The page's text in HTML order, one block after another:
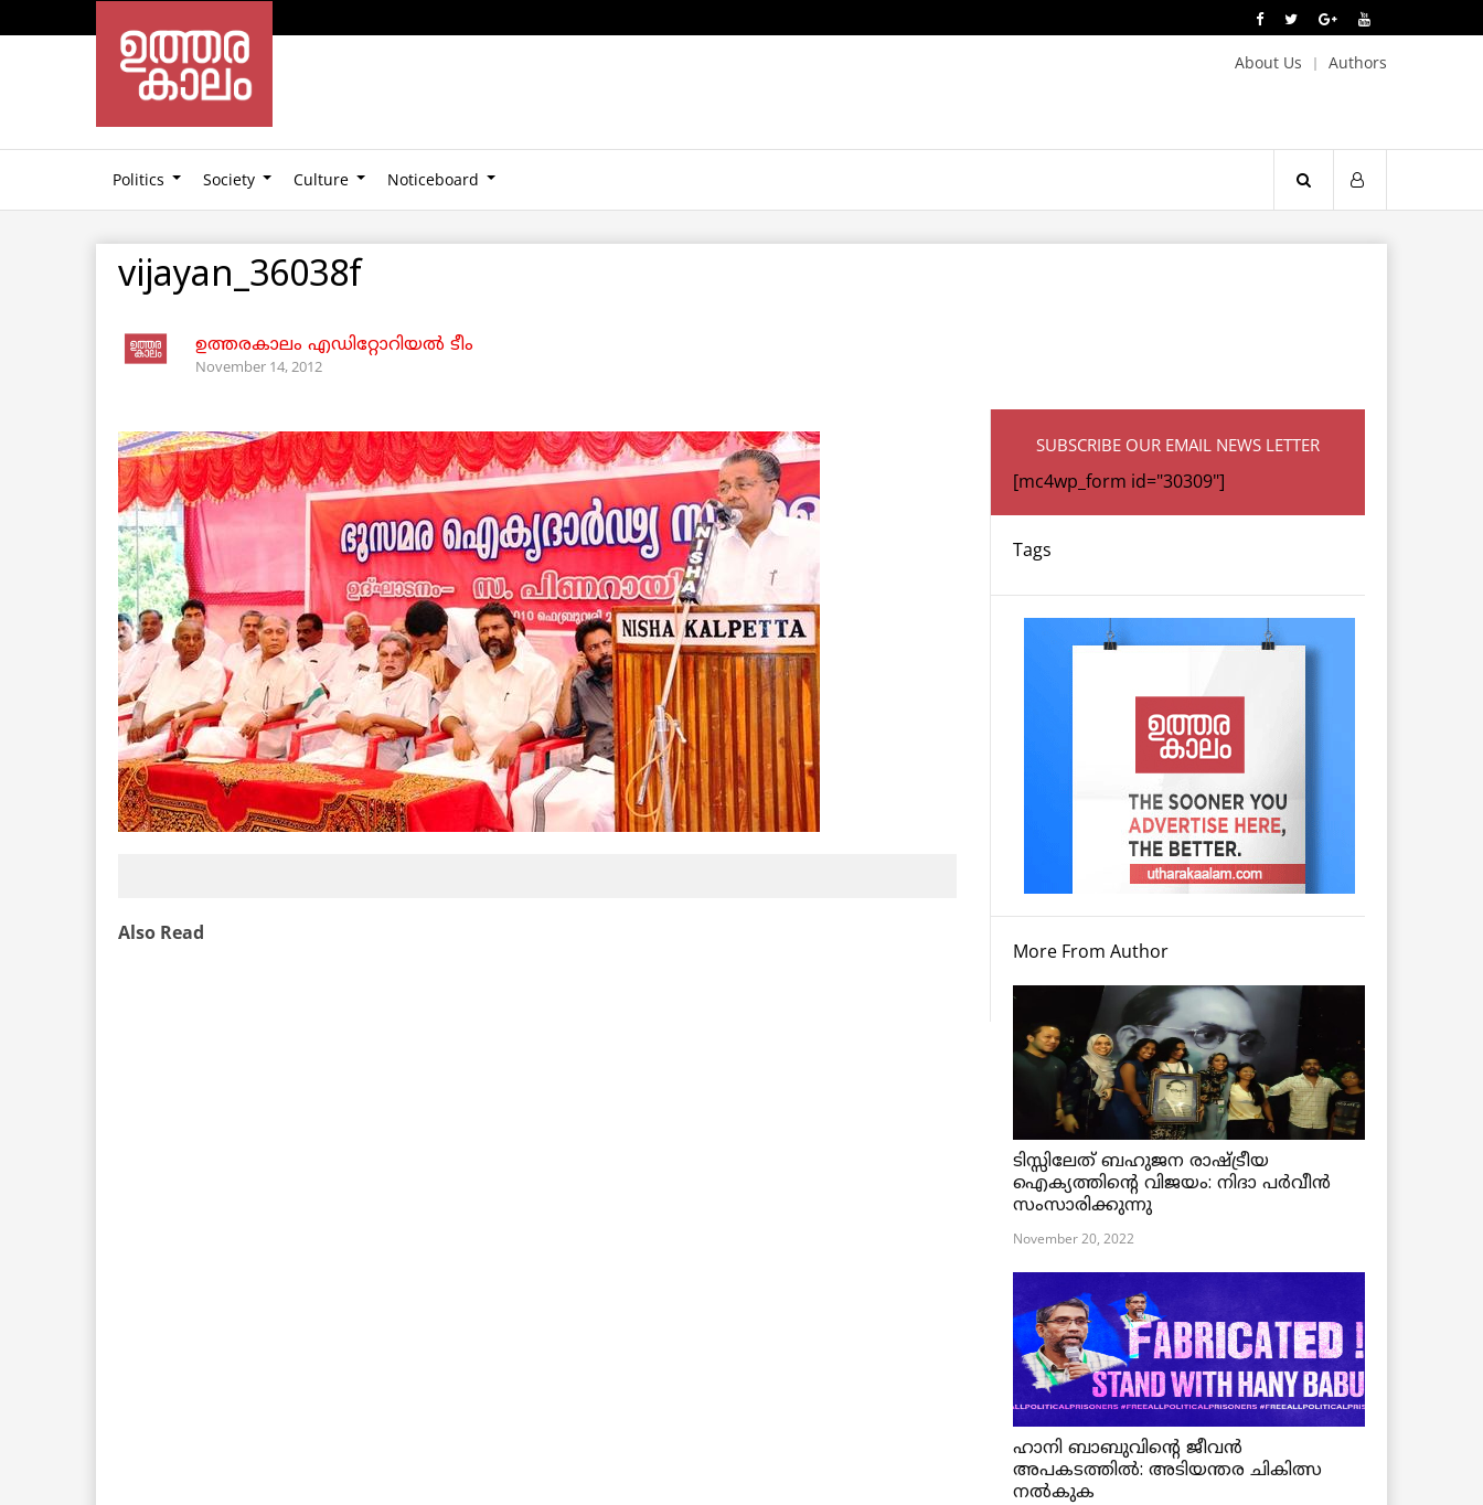
About Us Authors
Politics Society Culture Noticeboard
vijayan_36038f
ഉത്തരകാലം എഡിറ്റോറിയല്‍ ടീം
November 14, 2012
Also Read
SUBSCRIBE OUR EMAIL NEWS LETTER
[mc4wp_form id="30309"]
Tags
More From Author
ടിസ്സിലേത് ബഹുജന രാഷ്ട്രീയ
ഐക്യത്തിന്റെ വിജയം: നിദാ പർവീൻ
സംസാരിക്കുന്നു
November 20, 2022
ഹാനി ബാബുവിന്റെ ജീവൻ
അപകടത്തിൽ: അടിയന്തര ചികിത്സ
നൽകുക